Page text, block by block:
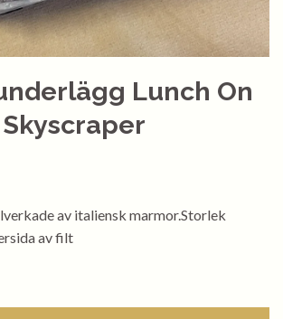
Lunch On
Skyscraper
av italiensk marmor.Storlek
av filt